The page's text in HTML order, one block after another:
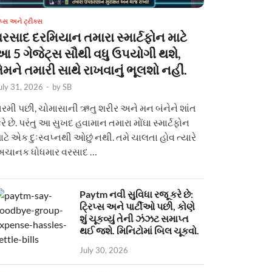
અને ટ્રીક્સ
દરમિયાન તમારા સ્માર્ટફોન માટે
5 ગેજેટ્સ સૌથી વધુ ઉપયોગી થશે,
તમારી સાથે રાખવાનું ભૂલશો નહીં.
31, 2026 - bySB
પછી, ચોમાસાની ઋતુ શરીર અને મન બંનેને શાંત
છે. પરંતુ આ સુખદ હવામાન તમારા મોંઘા સ્માર્ટફોન
એક દુઃસ્વપ્નથી ઓછું નથી. તમે ચાલતા હોવ ત્યારે
ધોધમાર વરસાદ …
Paytm નવી સુવિધા રજૂ કરે છે:
ટ્રિપ્સ અને પાર્ટીઓ પછી, કોણે
શું ચૂકવ્યું તેની ઝંઝટ સમાપ્ત
થઈ જશે. મિનિટોમાં બિલ ચૂકવો.
July 30, 2026